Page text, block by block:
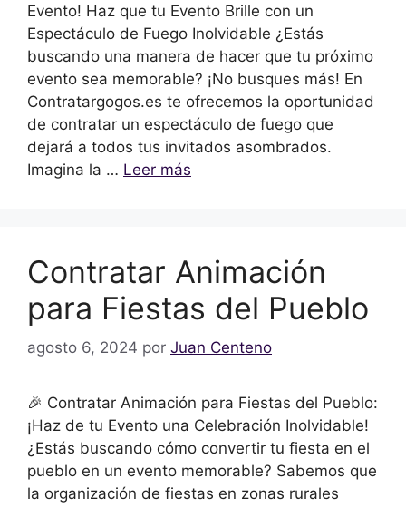
Evento! Haz que tu Evento Brille con un
Espectáculo de Fuego Inolvidable ¿Estás
buscando una manera de hacer que tu próximo
evento sea memorable? ¡No busques más! En
Contratargogos.es te ofrecemos la oportunidad
de contratar un espectáculo de fuego que
dejará a todos tus invitados asombrados.
Imagina la … Leer más
Contratar Animación
para Fiestas del Pueblo
agosto 6, 2024 por Juan Centeno
🎉 Contratar Animación para Fiestas del Pueblo:
¡Haz de tu Evento una Celebración Inolvidable!
¿Estás buscando cómo convertir tu fiesta en el
pueblo en un evento memorable? Sabemos que
la organización de fiestas en zonas rurales